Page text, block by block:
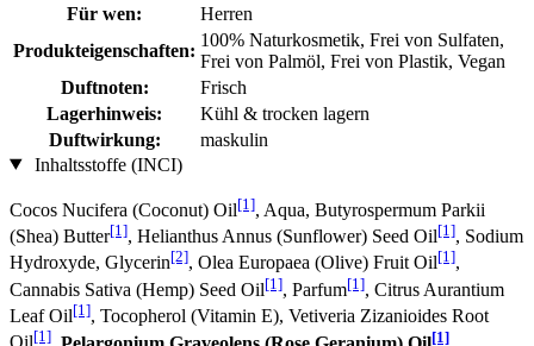
Für wen:
Herren
Produkteigenschaften:
100% Naturkosmetik, Frei von Sulfaten,
Frei von Palmöl, Frei von Plastik, Vegan
Duftnoten:
Frisch
Lagerhinweis:
Kühl & trocken lagern
Duftwirkung:
maskulin
Inhaltsstoffe (INCI)
Cocos Nucifera (Coconut) Oil[1], Aqua, Butyrospermum Parkii
(Shea) Butter[1], Helianthus Annus (Sunflower) Seed Oil[1], Sodium
Hydroxyde, Glycerin[2], Olea Europaea (Olive) Fruit Oil[1],
Cannabis Sativa (Hemp) Seed Oil[1], Parfum[1], Citrus Aurantium
Leaf Oil[1], Tocopherol (Vitamin E), Vetiveria Zizanioides Root
[1] [1]